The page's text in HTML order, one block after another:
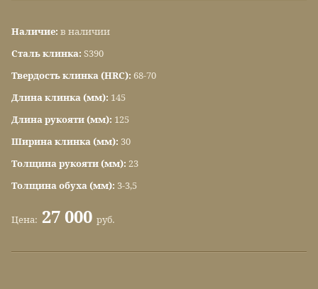
Наличие: в наличии
Сталь клинка: S390
Твердость клинка (HRC): 68-70
Длина клинка (мм): 145
Длина рукояти (мм): 125
Ширина клинка (мм): 30
Толщина рукояти (мм): 23
Толщина обуха (мм): 3-3,5
Цена: 27 000 руб.